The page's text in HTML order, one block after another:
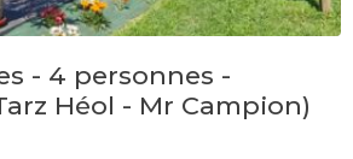
- 4 personnes -
Héol - Mr Campion)